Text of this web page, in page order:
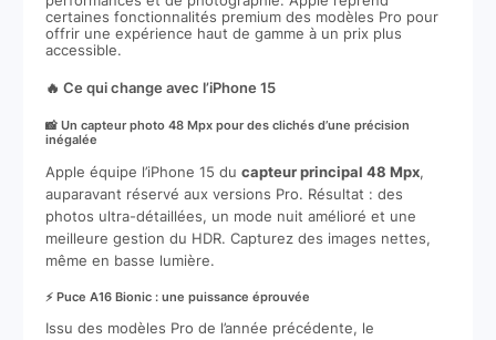
certaines fonctionnalités premium des modèles Pro pour
offrir une expérience haut de gamme à un prix plus
accessible.
🔥 Ce qui change avec l’iPhone 15
📸 Un capteur photo 48 Mpx pour des clichés d’une précision
inégalée
Apple équipe l’iPhone 15 du capteur principal 48 Mpx,
auparavant réservé aux versions Pro. Résultat : des
photos ultra-détaillées, un mode nuit amélioré et une
meilleure gestion du HDR. Capturez des images nettes,
même en basse lumière.
⚡ Puce A16 Bionic : une puissance éprouvée
Issu des modèles Pro de l’année précédente, le